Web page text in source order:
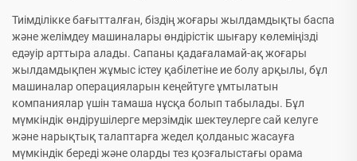
Тиімділікке бағытталған, біздің жоғары жылдамдықты баспа
және желімдеу машиналары өндірістік шығару көлеміңізді
едәуір арттыра алады. Сапаны қадағаламай-ақ жоғары
жылдамдықпен жұмыс істеу қабілетіне ие болу арқылы, бұл
машиналар операцияларын кеңейтуге ұмтылатын
компаниялар үшін тамаша нұсқа болып табылады. Бұл
мүмкіндік өндірушілерге мерзімдік шектеулерге сай келуге
және нарықтық талаптарға жедел қолданыс жасауға
мүмкіндік береді және оларды тез қозғалыстағы орама